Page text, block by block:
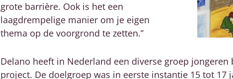
grote barrière. Ook is het een
laagdrempelige manier om je eigen
thema op de voorgrond te zetten.’’
Delano heeft in Nederland een diverse groep
project. De doelgroep was in eerste instantie 15 tot 17